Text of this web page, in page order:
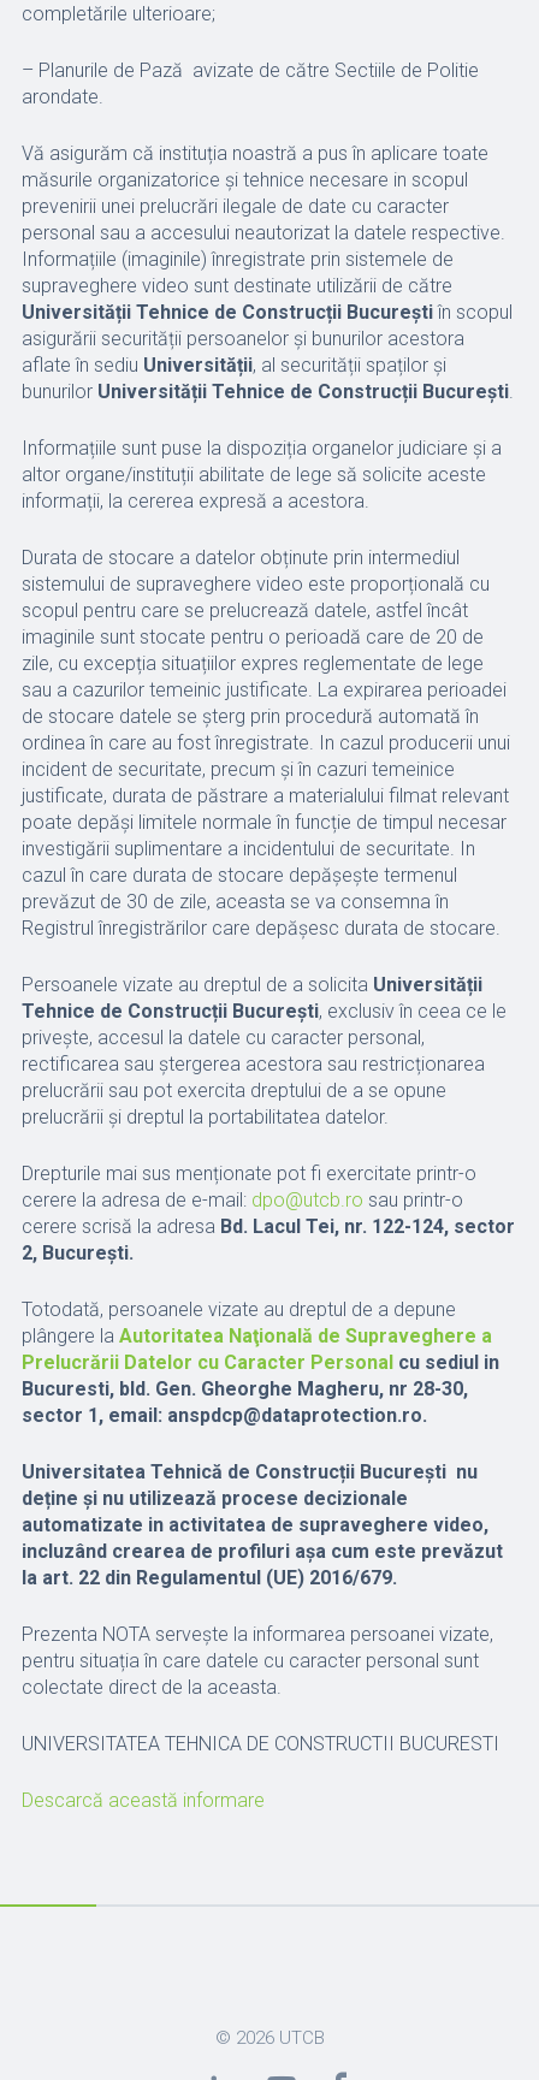
completările ulterioare;
– Planurile de Pază avizate de către Sectiile de Politie
arondate.
Vă asigurăm că instituția noastră a pus în aplicare toate
măsurile organizatorice și tehnice necesare in scopul
prevenirii unei prelucrări ilegale de date cu caracter
personal sau a accesului neautorizat la datele respective.
Informațiile (imaginile) înregistrate prin sistemele de
supraveghere video sunt destinate utilizării de către
Universității Tehnice de Construcții Bucureștiîn scopul
asigurării securității persoanelor şi bunurilor acestora
aflate în sediu Universității, al securității spaților și
bunurilor Universității Tehnice de Construcții București.
Informațiile sunt puse la dispoziția organelor judiciare și a
altor organe/instituții abilitate de lege să solicite aceste
informații, la cererea expresă a acestora.
Durata de stocare a datelor obținute prin intermediul
sistemului de supraveghere video este proporțională cu
scopul pentru care se prelucrează datele, astfel încât
imaginile sunt stocate pentru o perioadă care de 20 de
zile, cu excepția situațiilor expres reglementate de lege
sau a cazurilor temeinic justificate. La expirarea perioadei
de stocare datele se şterg prin procedură automată în
ordinea în care au fost înregistrate. In cazul producerii unui
incident de securitate, precum şi în cazuri temeinice
justificate, durata de păstrare a materialului filmat relevant
poate depăşi limitele normale în funcție de timpul necesar
investigării suplimentare a incidentului de securitate. In
cazul în care durata de stocare depășește termenul
prevăzut de 30 de zile, aceasta se va consemna în
Registrul înregistrărilor care depășesc durata de stocare.
Persoanele vizate au dreptul de a solicita Universității
Tehnice de Construcții București, exclusiv în ceea ce le
privește, accesul la datele cu caracter personal,
rectificarea sau ștergerea acestora sau restricționarea
prelucrării sau pot exercita dreptului de a se opune
prelucrării și dreptul la portabilitatea datelor.
Drepturile mai sus menționate pot fi exercitate printr-o
cerere la adresa de e-mail: dpo@utcb.ro sau printr-o
cerere scrisă la adresa Bd. Lacul Tei, nr. 122-124, sector
2, Bucureşti.
Totodată, persoanele vizate au dreptul de a depune
plângere la Autoritatea Naţională de Supraveghere a
Prelucrării Datelor cu Caracter Personal cu sediul in
Bucuresti, bld. Gen. Gheorghe Magheru, nr 28-30,
sector 1, email: anspdcp@dataprotection.ro.
Universitatea Tehnică de Construcții București nu
deține și nu utilizează procese decizionale
automatizate in activitatea de supraveghere video,
incluzând crearea de profiluri așa cum este prevăzut
la art. 22 din Regulamentul (UE) 2016/679.
Prezenta NOTA servește la informarea persoanei vizate,
pentru situația în care datele cu caracter personal sunt
colectate direct de la aceasta.
UNIVERSITATEA TEHNICA DE CONSTRUCTII BUCURESTI
Descarcă această informare
© 2026 UTCB